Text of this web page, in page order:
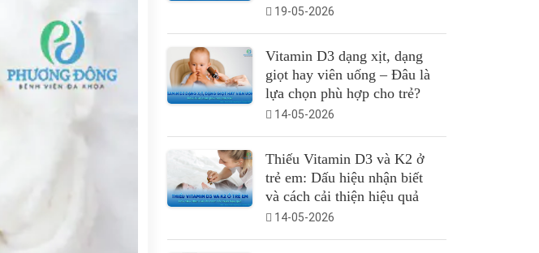
19-05-2026
Vitamin D3 dạng xịt, dạng
giọt hay viên uống – Đâu là
lựa chọn phù hợp cho trẻ?
14-05-2026
Thiếu Vitamin D3 và K2 ở
trẻ em: Dấu hiệu nhận biết
và cách cải thiện hiệu quả
14-05-2026